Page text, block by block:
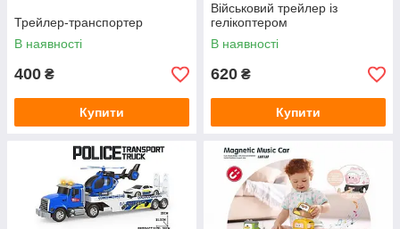
Трейлер-транспортер
В наявності
400 ₴
Купити
Військовий трейлер із
гелікоптером
В наявності
620 ₴
Купити